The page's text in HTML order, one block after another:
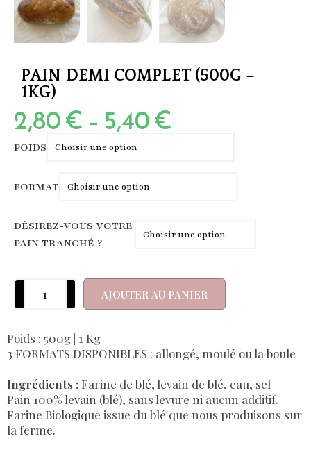
PAIN DEMI COMPLET (500G –
1KG)
2,80€ – 5,40€
POIDS
FORMAT
DÉSIREZ-VOUS VOTRE
PAIN TRANCHÉ ?
AJOUTER AU PANIER
Poids : 500g | 1 Kg
3 FORMATS DISPONIBLES : allongé, moulé ou la boule
Ingrédients :Farine de blé, levain de blé, eau, sel
Pain 100% levain (blé), sans levure ni aucun additif.
Farine Biologique issue du blé que nous produisons sur
la ferme.